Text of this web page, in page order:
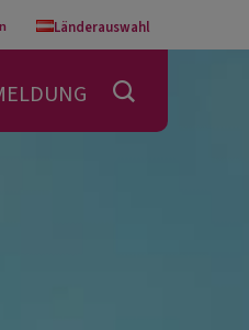
Länderauswahl